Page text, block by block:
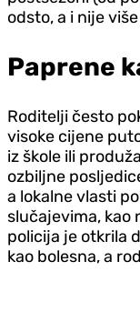
odsto, a i nije
Paprene
Roditelji često
visoke cijene
iz škole ili
ozbiljne
a lokalne vlasti
slučajevima, kao
policija je otkrila
kao bolesna, a